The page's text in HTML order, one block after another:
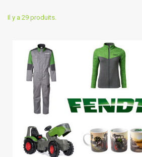
Il y a 29 produits.